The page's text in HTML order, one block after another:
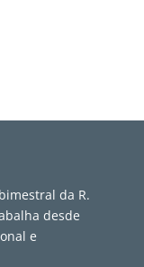
da R.
desde
e